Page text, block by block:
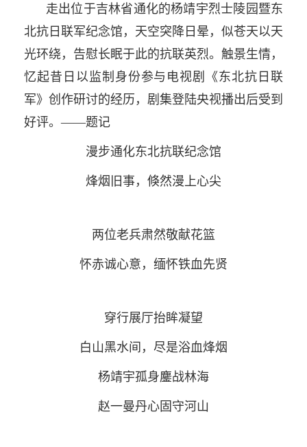
走出位于吉林省通化的杨靖宇烈士陵园暨东
北抗日联军纪念馆，天空突降日晕，似苍天以天
光环绕，告慰长眠于此的抗联英烈。触景生情，
忆起昔日以监制身份参与电视剧《东北抗日联
军》创作研讨的经历，剧集登陆央视播出后受到
好评。——题记
漫步通化东北抗联纪念馆
烽烟旧事，倏然漫上心尖
两位老兵肃然敬献花篮
怀赤诚心意，缅怀铁血先贤
穿行展厅抬眸凝望
白山黑水间，尽是浴血烽烟
杨靖宇孤身鏖战林海
赵一曼丹心固守河山